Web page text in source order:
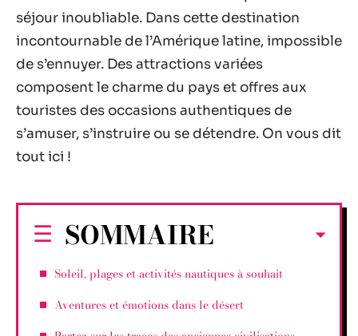
séjour inoubliable. Dans cette destination
incontournable de l’Amérique latine, impossible
de s’ennuyer. Des attractions variées
composent le charme du pays et offres aux
touristes des occasions authentiques de
s’amuser, s’instruire ou se détendre. On vous dit
tout ici !
SOMMAIRE
Soleil, plages et activités nautiques à souhait
Aventures et émotions dans le désert